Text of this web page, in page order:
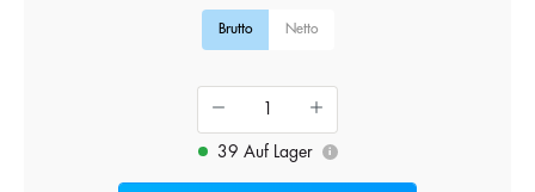
Brutto Netto
39 Auf Lager i